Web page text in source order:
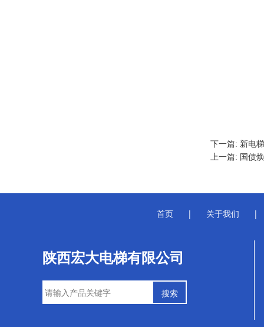
下一篇: 新电
上一篇: 国债
首页 | 关于我们 |
陕西宏大电梯有限公司
搜索